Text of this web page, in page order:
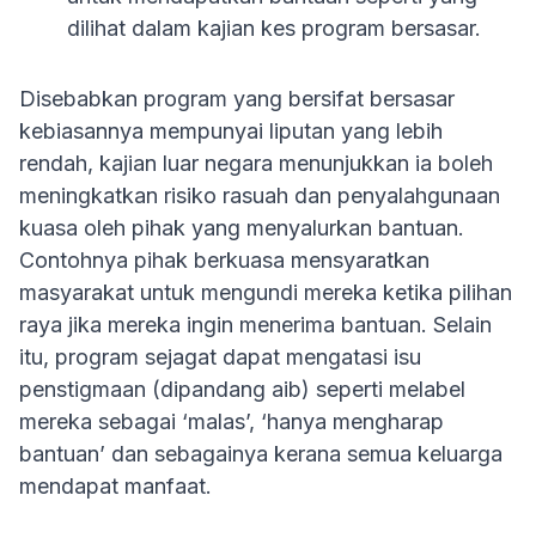
dilihat dalam kajian kes program bersasar.
Disebabkan program yang bersifat bersasar
kebiasannya mempunyai liputan yang lebih
rendah, kajian luar negara menunjukkan ia boleh
meningkatkan risiko rasuah dan penyalahgunaan
kuasa oleh pihak yang menyalurkan bantuan.
Contohnya pihak berkuasa mensyaratkan
masyarakat untuk mengundi mereka ketika pilihan
raya jika mereka ingin menerima bantuan. Selain
itu, program sejagat dapat mengatasi isu
penstigmaan (dipandang aib) seperti melabel
mereka sebagai ‘malas’, ‘hanya mengharap
bantuan’ dan sebagainya kerana semua keluarga
mendapat manfaat.